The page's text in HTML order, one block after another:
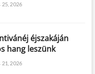
2026
éjszakáján
hang leszünk
2026